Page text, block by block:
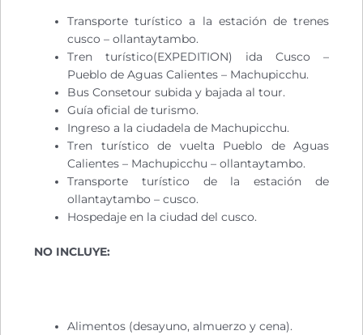
Transporte turístico a la estación de trenes
cusco – ollantaytambo.
Tren turístico(EXPEDITION) ida Cusco –
Pueblo de Aguas Calientes – Machupicchu.
Bus Consetour subida y bajada al tour.
Guía oficial de turismo.
Ingreso a la ciudadela de Machupicchu.
Tren turístico de vuelta Pueblo de Aguas
Calientes – Machupicchu – ollantaytambo.
Transporte turístico de la estación de
ollantaytambo – cusco.
Hospedaje en la ciudad del cusco.
NO INCLUYE:
Alimentos (desayuno, almuerzo y cena).